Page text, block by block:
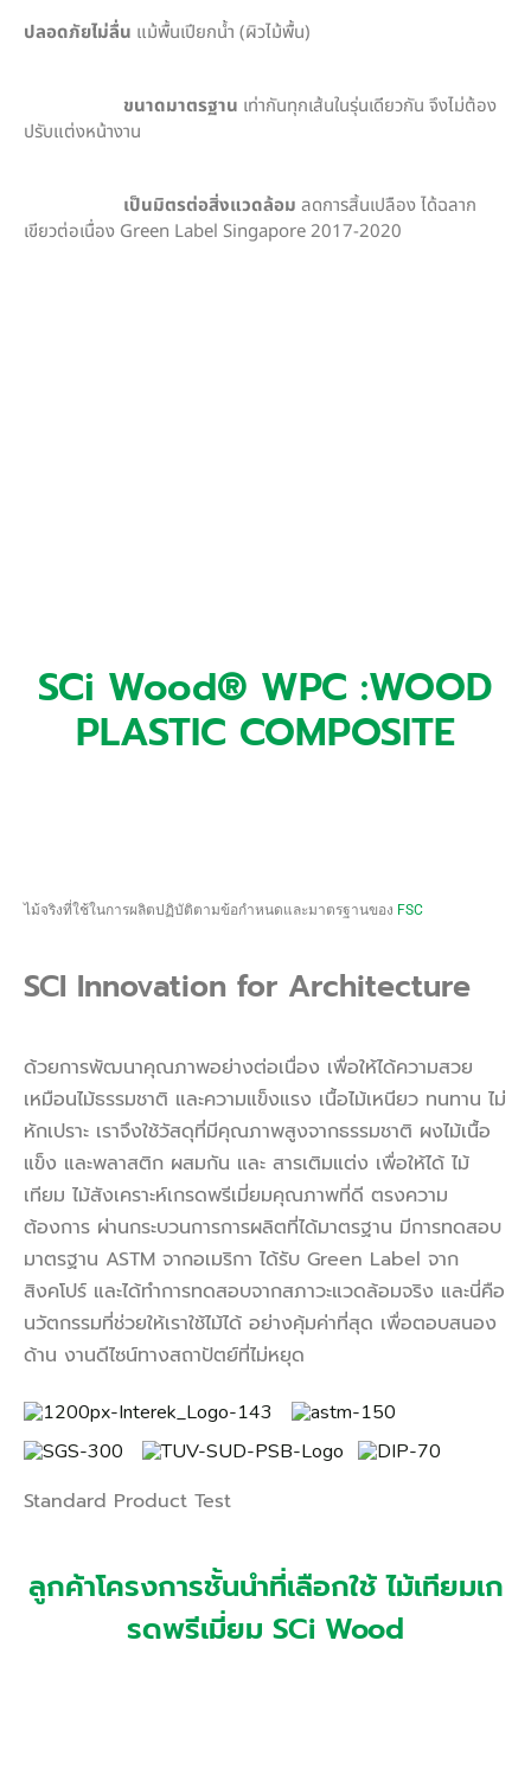
ปลอดภัยไม่ลื่น แม้พื้นเปียกน้ำ (ผิวไม้พื้น)
ขนาดมาตรฐาน เท่ากันทุกเส้นในรุ่นเดียวกัน จึงไม่ต้อง
ปรับแต่งหน้างาน
เป็นมิตรต่อสิ่งแวดล้อม ลดการสิ้นเปลือง ได้ฉลาก
เขียวต่อเนื่อง Green Label Singapore 2017-2020
SCi Wood® WPC :WOOD
PLASTIC COMPOSITE
ไม้จริงที่ใช้ในการผลิตปฏิบัติตามข้อกำหนดและมาตรฐานของ FSC
SCI Innovation for Architecture
ด้วยการพัฒนาคุณภาพอย่างต่อเนื่อง เพื่อให้ได้ความสวย
เหมือนไม้ธรรมชาติ และความแข็งแรง เนื้อไม้เหนียว ทนทาน ไม่
หักเปราะ เราจึงใช้วัสดุที่มีคุณภาพสูงจากธรรมชาติ ผงไม้เนื้อ
แข็ง และพลาสติก ผสมกัน และ สารเติมแต่ง เพื่อให้ได้ ไม้
เทียม ไม้สังเคราะห์เกรดพรีเมี่ยมคุณภาพที่ดี ตรงความ
ต้องการ ผ่านกระบวนการการผลิตที่ได้มาตรฐาน มีการทดสอบ
มาตรฐาน ASTM จากอเมริกา ได้รับ Green Label จาก
สิงคโปร์ และได้ทำการทดสอบจากสภาวะแวดล้อมจริง และนี่คือ
นวัตกรรมที่ช่วยให้เราใช้ไม้ได้ อย่างคุ้มค่าที่สุด เพื่อตอบสนอง
ด้าน งานดีไซน์ทางสถาปัตย์ที่ไม่หยุด
Standard Product Test
ลูกค้าโครงการชั้นนำที่เลือกใช้ ไม้เทียมเก
รดพรีเมี่ยม SCi Wood